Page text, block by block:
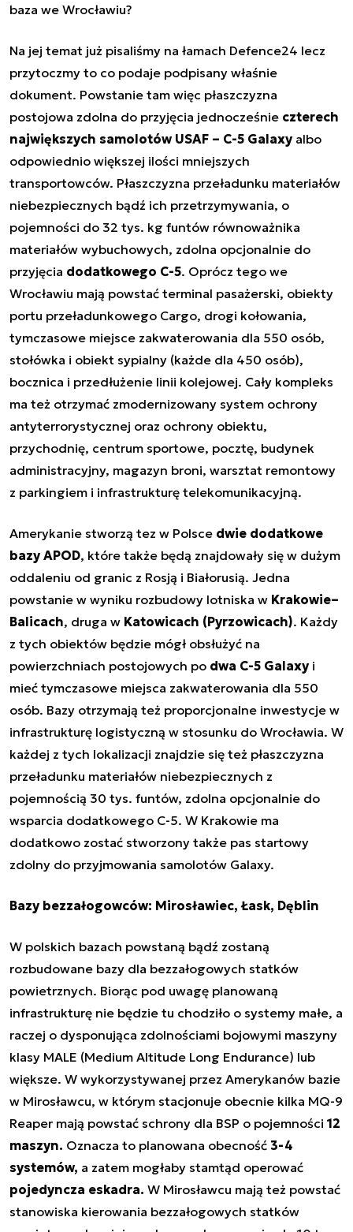
baza we Wrocławiu?
Na jej temat już pisaliśmy na łamach Defence24 lecz
przytoczmy to co podaje podpisany właśnie
dokument. Powstanie tam więc płaszczyzna
postojowa zdolna do przyjęcia jednocześnie czterech
największych samolotów USAF – C-5 Galaxyalbo
odpowiednio większej ilości mniejszych
transportowców. Płaszczyzna przeładunku materiałów
niebezpiecznych bądź ich przetrzymywania, o
pojemności do 32 tys. kg funtów równoważnika
materiałów wybuchowych, zdolna opcjonalnie do
przyjęcia dodatkowego C-5. Oprócz tego we
Wrocławiu mają powstać terminal pasażerski, obiekty
portu przeładunkowego Cargo, drogi kołowania,
tymczasowe miejsce zakwaterowania dla 550 osób,
stołówka i obiekt sypialny (każde dla 450 osób),
bocznica i przedłużenie linii kolejowej. Cały kompleks
ma też otrzymać zmodernizowany system ochrony
antyterrorystycznej oraz ochrony obiektu,
przychodnię, centrum sportowe, pocztę, budynek
administracyjny, magazyn broni, warsztat remontowy
z parkingiem i infrastrukturę telekomunikacyjną.
Amerykanie stworzą tez w Polsce dwie dodatkowe
bazy APOD, które także będą znajdowały się w dużym
oddaleniu od granic z Rosją i Białorusią. Jedna
powstanie w wyniku rozbudowy lotniska w Krakowie–
Balicach, druga w Katowicach (Pyrzowicach). Każdy
z tych obiektów będzie mógł obsłużyć na
powierzchniach postojowych po dwa C-5 Galaxyi
mieć tymczasowe miejsca zakwaterowania dla 550
osób. Bazy otrzymają też proporcjonalne inwestycje w
infrastrukturę logistyczną w stosunku do Wrocławia. W
każdej z tych lokalizacji znajdzie się też płaszczyzna
przeładunku materiałów niebezpiecznych z
pojemnością 30 tys. funtów, zdolna opcjonalnie do
wsparcia dodatkowego C-5. W Krakowie ma
dodatkowo zostać stworzony także pas startowy
zdolny do przyjmowania samolotów Galaxy.
Bazy bezzałogowców: Mirosławiec, Łask, Dęblin
W polskich bazach powstaną bądź zostaną
rozbudowane bazy dla bezzałogowych statków
powietrznych. Biorąc pod uwagę planowaną
infrastrukturę nie będzie tu chodziło o systemy małe, a
raczej o dysponująca zdolnościami bojowymi maszyny
klasy MALE (Medium Altitude Long Endurance) lub
większe. W wykorzystywanej przez Amerykanów bazie
w Mirosławcu, w którym stacjonuje obecnie kilka MQ-9
Reaper mają powstać schrony dla BSP o pojemności 12
maszyn. Oznacza to planowana obecność 3-4
systemów, a zatem mogłaby stamtąd operować
pojedyncza eskadra. W Mirosławcu mają też powstać
stanowiska kierowania bezzałogowych statków